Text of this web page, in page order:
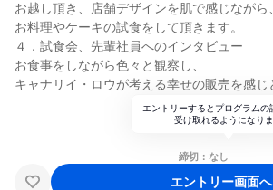
お越し頂き、店舗デザインを肌で感じながら、
お料理やケーキの試食をして頂きます。
４．試食会、先輩社員へのインタビュー
お食事をしながら色々と観察し、
キャナリイ・ロウが考える幸せの販売を感じ
エントリーするとプログラムの
受け取れるようになり
締切：なし
エントリー画面へ